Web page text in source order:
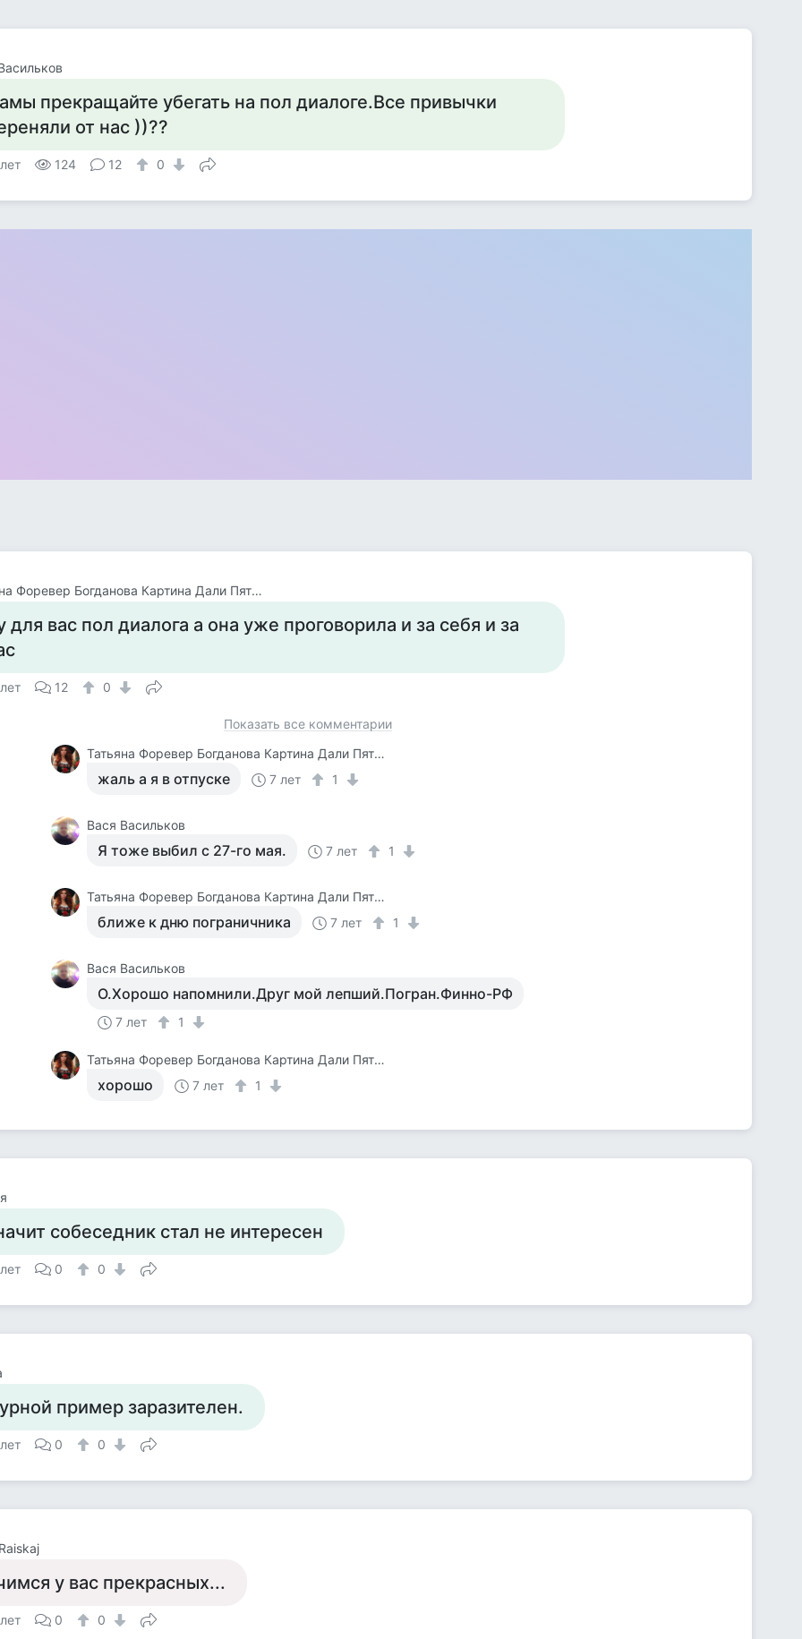
прекращайте убегать на пол диалоге.Все привычки
от нас ))??
124 12 0
Татьяна Форевер Богданова Картина Дали Пять Минут До Пробуждения Или Кормежки Кошек
для вас пол диалога а она уже проговорила и за себя и за
12 0
Показать все комментарии
Татьяна Форевер Богданова Картина Дали Пять Минут До Пробуждения Или Кормежки Кошек
жаль а я в отпуске 7 лет 1
Вася Васильков
Я тоже выбил с 27-го мая. 7 лет 1
Татьяна Форевер Богданова Картина Дали Пять Минут До Пробуждения Или Кормежки Кошек
ближе к дню пограничника 7 лет 1
Вася Васильков
О.Хорошо напомнили.Друг мой лепший.Погран.Финно-РФ
7 лет 1
Татьяна Форевер Богданова Картина Дали Пять Минут До Пробуждения Или Кормежки Кошек
хорошо 7 лет 1
собеседник стал не интересен
0 0
пример заразителен.
0 0
у вас прекрасных...
0 0